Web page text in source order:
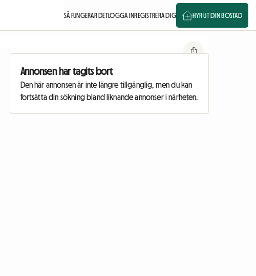
SÅ FUNGERAR DETLOGGA INREGISTRERA DIG HYR UT DIN BOSTAD
Annonsen har tagits bort
Den här annonsen är inte längre tillgänglig, men du kan
fortsätta din sökning bland liknande annonser i närheten.